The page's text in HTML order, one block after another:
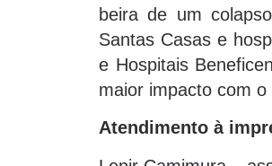
beira de um
Santas Casas e
e Hospitais
maior impacto com
Atendimento à